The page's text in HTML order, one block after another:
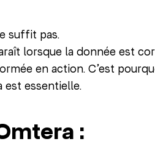
suffit pas.
lorsque la donnée est
en action. C’est
est essentielle.
: